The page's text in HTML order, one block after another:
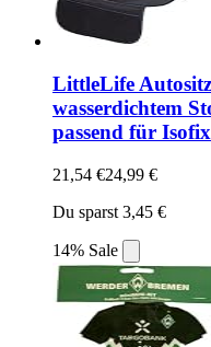
LittleLife
wasserdichtem
passend für Isofix
21,54 €24,99 €
Du sparst 3,45 €
14% Sale